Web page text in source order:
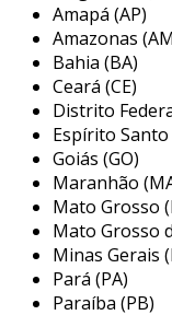
baixos níveis de
vida útil dos
evitam custos
manutenção,
confiabilidade e
equipamento.
a br filtri, como
exclusiva da mp
consigo décadas
de filtração. com
abrangente, a
Amapá (AP)
Amazonas
Bahia (BA)
Ceará (CE)
Distrito
Espírito Santo
Goiás (GO)
Maranhão
Mato Grosso
Mato Grosso
Minas Gerais
Pará (PA)
Paraíba (PB)